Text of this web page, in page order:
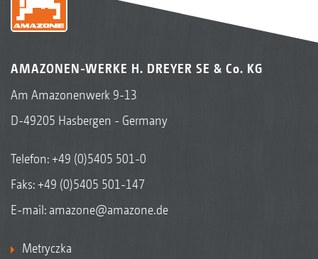
AMAZONEN-WERKE H. DREYER SE & Co. KG
Am Amazonenwerk 9-13
D-49205 Hasbergen - Germany
Telefon:+49 (0)5405 501-0
Faks: +49 (0)5405 501-147
E-mail: amazone@amazone.de
Metryczka